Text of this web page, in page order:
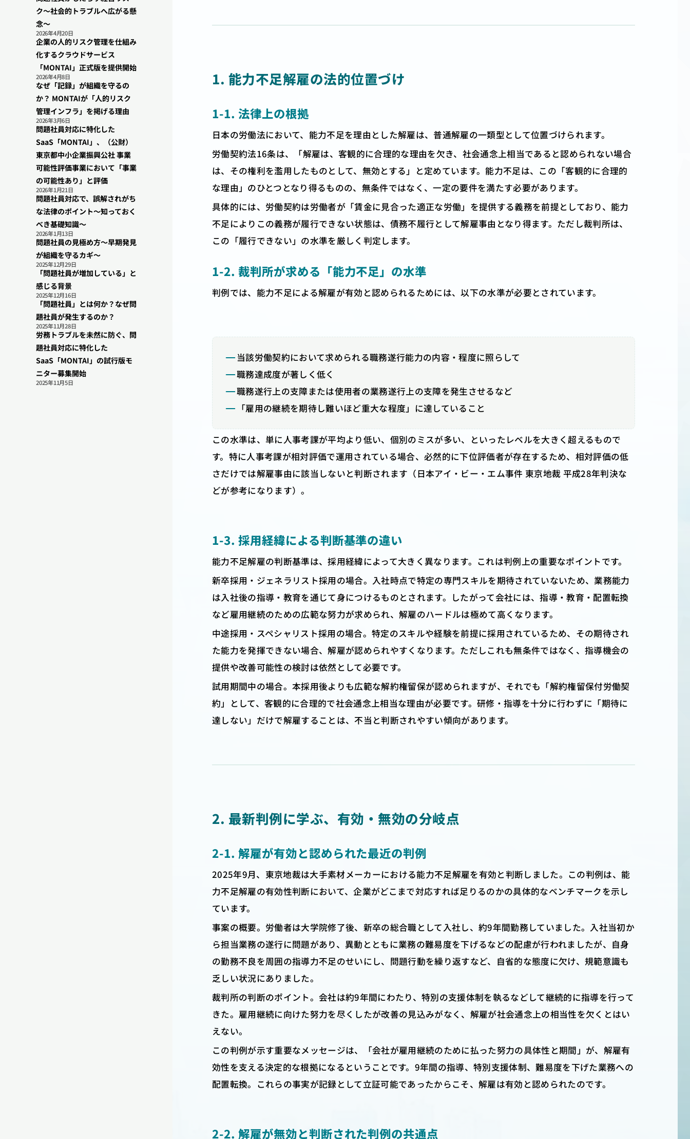
ク〜社会的トラブルへ広がる懸
念〜
2026年4月20日
企業の人的リスク管理を仕組み
化するクラウドサービス
「MONTAI」正式版を提供開始
2026年4月8日
なぜ「記録」が組織を守るの
か？ MONTAIが「人的リスク
管理インフラ」を掲げる理由
2026年3月6日
問題社員対応に特化した
SaaS「MONTAI」、（公財）
東京都中小企業振興公社 事業
可能性評価事業において「事業
の可能性あり」と評価
2026年1月21日
問題社員対応で、誤解されがち
な法律のポイント〜知っておく
べき基礎知識〜
2026年1月13日
問題社員の見極め方〜早期発見
が組織を守るカギ〜
2025年12月29日
「問題社員が増加している」と
感じる背景
2025年12月16日
「問題社員」とは何か？なぜ問
題社員が発生するのか？
2025年11月28日
労務トラブルを未然に防ぐ、問
題社員対応に特化した
SaaS「MONTAI」の試行版モ
ニター募集開始
2025年11月5日
1. 能力不足解雇の法的位置づけ
1-1. 法律上の根拠
日本の労働法において、能力不足を理由とした解雇は、普通解雇の一類型として位置づけられます。
労働契約法16条は、「解雇は、客観的に合理的な理由を欠き、社会通念上相当であると認められない場合
は、その権利を濫用したものとして、無効とする」と定めています。能力不足は、この「客観的に合理的
な理由」のひとつとなり得るものの、無条件ではなく、一定の要件を満たす必要があります。
具体的には、労働契約は労働者が「賃金に見合った適正な労働」を提供する義務を前提としており、能力
不足によりこの義務が履行できない状態は、債務不履行として解雇事由となり得ます。ただし裁判所は、
この「履行できない」の水準を厳しく判定します。
1-2. 裁判所が求める「能力不足」の水準
判例では、能力不足による解雇が有効と認められるためには、以下の水準が必要とされています。
当該労働契約において求められる職務遂行能力の内容・程度に照らして
職務達成度が著しく低く
職務遂行上の支障または使用者の業務遂行上の支障を発生させるなど
「雇用の継続を期待し難いほど重大な程度」に達していること
この水準は、単に人事考課が平均より低い、個別のミスが多い、といったレベルを大きく超えるもので
す。特に人事考課が相対評価で運用されている場合、必然的に下位評価者が存在するため、相対評価の低
さだけでは解雇事由に該当しないと判断されます（日本アイ・ビー・エム事件 東京地裁 平成28年判決な
どが参考になります）。
1-3. 採用経緯による判断基準の違い
能力不足解雇の判断基準は、採用経緯によって大きく異なります。これは判例上の重要なポイントです。
新卒採用・ジェネラリスト採用の場合。入社時点で特定の専門スキルを期待されていないため、業務能力
は入社後の指導・教育を通じて身につけるものとされます。したがって会社には、指導・教育・配置転換
など雇用継続のための広範な努力が求められ、解雇のハードルは極めて高くなります。
中途採用・スペシャリスト採用の場合。特定のスキルや経験を前提に採用されているため、その期待され
た能力を発揮できない場合、解雇が認められやすくなります。ただしこれも無条件ではなく、指導機会の
提供や改善可能性の検討は依然として必要です。
試用期間中の場合。本採用後よりも広範な解約権留保が認められますが、それでも「解約権留保付労働契
約」として、客観的に合理的で社会通念上相当な理由が必要です。研修・指導を十分に行わずに「期待に
達しない」だけで解雇することは、不当と判断されやすい傾向があります。
2. 最新判例に学ぶ、有効・無効の分岐点
2-1. 解雇が有効と認められた最近の判例
2025年9月、東京地裁は大手素材メーカーにおける能力不足解雇を有効と判断しました。この判例は、能
力不足解雇の有効性判断において、企業がどこまで対応すれば足りるのかの具体的なベンチマークを示し
ています。
事案の概要。労働者は大学院修了後、新卒の総合職として入社し、約9年間勤務していました。入社当初か
ら担当業務の遂行に問題があり、異動とともに業務の難易度を下げるなどの配慮が行われましたが、自身
の勤務不良を周囲の指導力不足のせいにし、問題行動を繰り返すなど、自省的な態度に欠け、規範意識も
乏しい状況にありました。
裁判所の判断のポイント。会社は約9年間にわたり、特別の支援体制を執るなどして継続的に指導を行って
きた。雇用継続に向けた努力を尽くしたが改善の見込みがなく、解雇が社会通念上の相当性を欠くとはい
えない。
この判例が示す重要なメッセージは、「会社が雇用継続のために払った努力の具体性と期間」が、解雇有
効性を支える決定的な根拠になるということです。9年間の指導、特別支援体制、難易度を下げた業務への
配置転換。これらの事実が記録として立証可能であったからこそ、解雇は有効と認められたのです。
2-2. 解雇が無効と判断された判例の共通点